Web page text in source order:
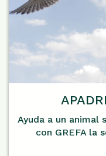
Ayuda a un animal
con GREFA la